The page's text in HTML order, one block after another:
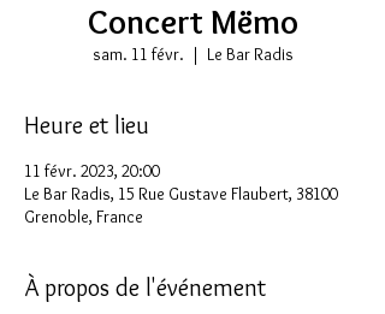
Concert Mëmo
sam. 11 févr.
  |
Le Bar Radis
Heure et lieu
11 févr. 2023, 20:00
Le Bar Radis, 15 Rue Gustave Flaubert, 38100
Grenoble, France
À propos de l'événement